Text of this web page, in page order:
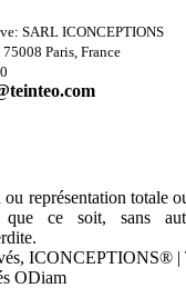
SARL ICONCEPTIONS
Paris, France
représentation totale
que ce soit, sans
ICONCEPTIONS® |
ODiam